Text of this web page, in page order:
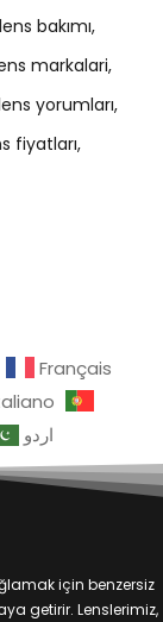
lens bakımı
markalari
yorumları
fiyatları
Français
اردو
için benzersiz
getirir. Lenslerimiz,